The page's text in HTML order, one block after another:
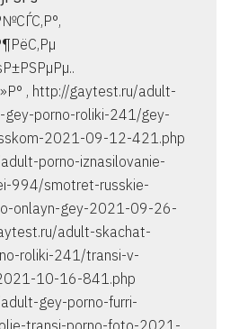
, http://gaytest.ru/adult-
gey-porno-roliki-241/gey-
2021-09-12-421.php
porno-iznasilovanie-
994/smotret-russkie-
onlayn-gey-2021-09-26-
adult-skachat-
roliki-241/transi-v-
10-16-841.php
gey-porno-furri-